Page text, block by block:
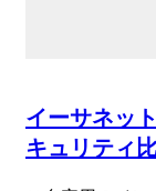
イーサネッ
キュリティ